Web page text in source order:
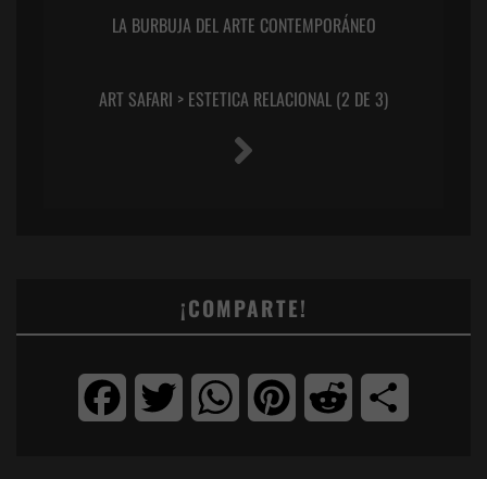
LA BURBUJA DEL ARTE CONTEMPORÁNEO
ART SAFARI > ESTETICA RELACIONAL (2 DE 3)
¡COMPARTE!
FacebookTwitter WhatsAppPinterest Reddit